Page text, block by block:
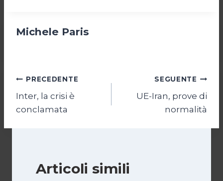
Michele Paris
Navigazione
articoli
PRECEDENTE
Inter, la crisi è
conclamata
SEGUENTE
UE-Iran, prove di
normalità
Articoli simili